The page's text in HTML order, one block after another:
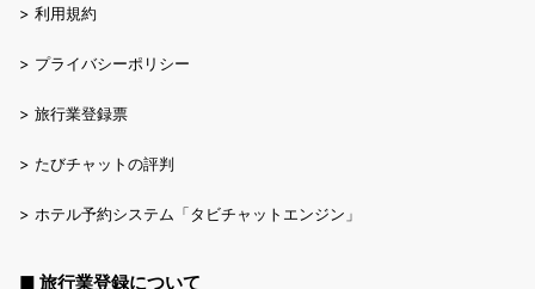
> 利用規約
> プライバシーポリシー
> 旅行業登録票
> たびチャットの評判
> ホテル予約システム「タビチャットエンジン」
■ 旅行業登録について